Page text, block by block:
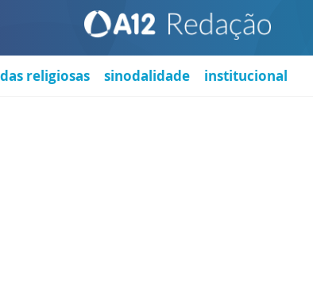
religiosas sinodalidade institucional